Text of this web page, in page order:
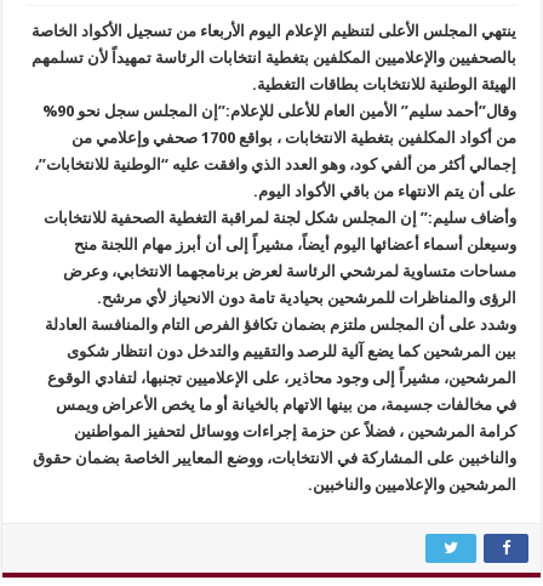
ينتهي المجلس الأعلى لتنظيم الإعلام اليوم الأربعاء من تسجيل الأكواد الخاصة
بالصحفيين والإعلاميين المكلفين بتغطية انتخابات الرئاسة تمهيداً لأن تسلمهم
الهيئة الوطنية للانتخابات بطاقات التغطية.
وقال”أحمد سليم” الأمين العام للأعلى للإعلام:”إن المجلس سجل نحو 90%
من أكواد المكلفين بتغطية الانتخابات ، بواقع 1700 صحفي وإعلامي من
إجمالي أكثر من ألفي كود، وهو العدد الذي وافقت عليه “الوطنية للانتخابات”،
على أن يتم الانتهاء من باقي الأكواد اليوم.
وأضاف سليم:” إن المجلس شكل لجنة لمراقبة التغطية الصحفية للانتخابات
وسيعلن أسماء أعضائها اليوم أيضاً، مشيراً إلى أن أبرز مهام اللجنة منح
مساحات متساوية لمرشحي الرئاسة لعرض برنامجهما الانتخابي، وعرض
الرؤى والمناظرات للمرشحين بحيادية تامة دون الانحياز لأي مرشح.
وشدد على أن المجلس ملتزم بضمان تكافؤ الفرص التام والمنافسة العادلة
بين المرشحين كما يضع آلية للرصد والتقييم والتدخل دون انتظار شكوى
المرشحين، مشيراً إلى وجود محاذير، على الإعلاميين تجنبها، لتفادي الوقوع
في مخالفات جسيمة، من بينها الاتهام بالخيانة أو ما يخص الأعراض ويمس
كرامة المرشحين ، فضلاً عن حزمة إجراءات ووسائل لتحفيز المواطنين
والناخبين على المشاركة في الانتخابات، ووضع المعايير الخاصة بضمان حقوق
المرشحين والإعلاميين والناخبين.